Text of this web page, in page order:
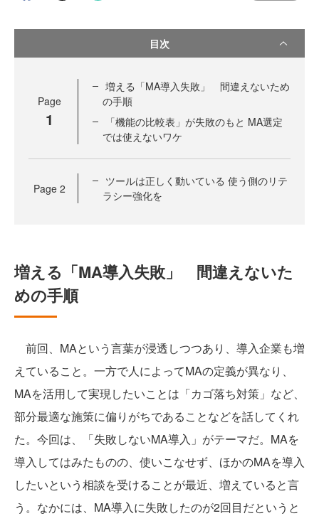
目次
Page
1
増える「MA導入失敗」 間違えないため
の手順
「機能の比較表」が失敗のもと MA選定
では使えないワケ
Page 2
ツールは正しく動いている 使う側のリテ
ラシー強化を
増える「MA導入失敗」 間違えないた
めの手順
前回、MAという言葉が浸透しつつあり、導入企業も増
えていること。一方で人によってMAの定義が異なり、
MAを活用して実現したいことは「カゴ落ち対策」など、
部分最適な施策に偏りがちであることなどを話してくれ
た。今回は、「失敗しないMA導入」がテーマだ。MAを
導入してはみたものの、使いこなせず、ほかのMAを導入
したいという相談を受けることが最近、増えていると言
う。なかには、MA導入に失敗したのが2回目だというと